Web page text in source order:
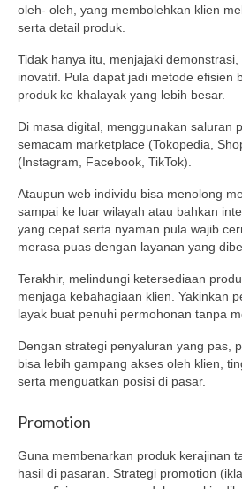
oleh- oleh, yang membolehkan klien
serta detail produk.
Tidak hanya itu, menjajaki
inovatif. Pula dapat jadi metode efisien
produk ke khalayak yang lebih besar.
Di masa digital, menggunakan saluran
semacam marketplace (Tokopedia,
(Instagram, Facebook, TikTok).
Ataupun web individu bisa menolong
sampai ke luar wilayah atau bahkan
yang cepat serta nyaman pula wajib
merasa puas dengan layanan yang
Terakhir, melindungi ketersediaan
menjaga kebahagiaan klien. Yakinkan
layak buat penuhi permohonan tanpa
Dengan strategi penyaluran yang pas,
bisa lebih gampang akses oleh klien,
serta menguatkan posisi di pasar.
Promotion
Guna membenarkan produk kerajinan
hasil di pasaran. Strategi promotion